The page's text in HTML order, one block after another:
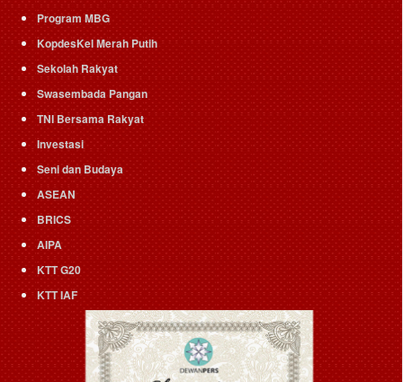
Program MBG
KopdesKel Merah Putih
Sekolah Rakyat
Swasembada Pangan
TNI Bersama Rakyat
Investasi
Seni dan Budaya
ASEAN
BRICS
AIPA
KTT G20
KTT IAF